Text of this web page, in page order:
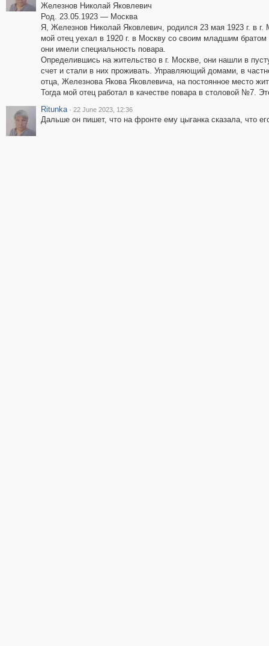
Железнов Николай Яковлевич
Род. 23.05.1923 — Москва
Я, Железнов Николай Яковлевич, родился 23 мая 1923 г. в г.
мой отец уехал в 1920 г. в Москву со своим младшим
они имели специальность повара.
Определившись на жительство в г. Москве, они нашли в
счет и стали в них проживать. Управляющий домами, в
отца, Железнова Якова Яковлевича, на постоянное место
Тогда мой отец работал в качестве повара в столовой №7.
Ritunka · 22 June 2023, 12:36
Дальше он пишет, что на фронте ему цыганка сказала, что